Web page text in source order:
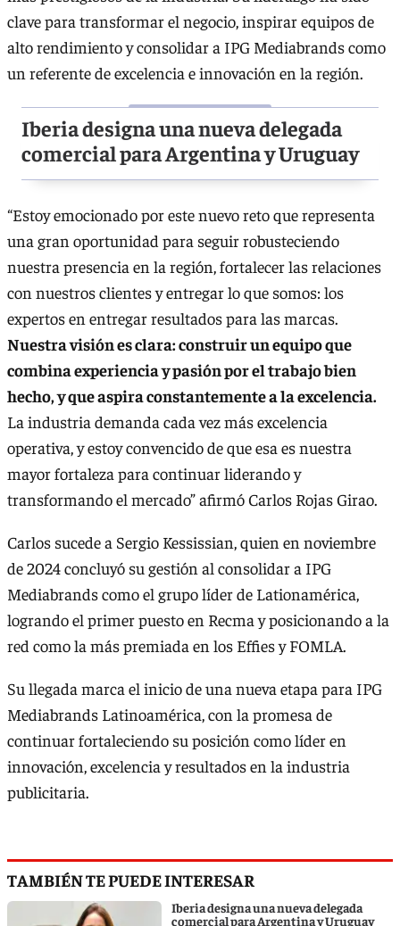
clave para transformar el negocio, inspirar equipos de
alto rendimiento y consolidar a IPG Mediabrands como
un referente de excelencia e innovación en la región.
Iberia designa una nueva delegada
comercial para Argentina y Uruguay
“Estoy emocionado por este nuevo reto que representa
una gran oportunidad para seguir robusteciendo
nuestra presencia en la región, fortalecer las relaciones
con nuestros clientes y entregar lo que somos: los
expertos en entregar resultados para las marcas.
Nuestra visión es clara: construir un equipo que
combina experiencia y pasión por el trabajo bien
hecho, y que aspira constantemente a la excelencia.
La industria demanda cada vez más excelencia
operativa, y estoy convencido de que esa es nuestra
mayor fortaleza para continuar liderando y
transformando el mercado” afirmó Carlos Rojas Girao.
Carlos sucede a Sergio Kessissian, quien en noviembre
de 2024 concluyó su gestión al consolidar a IPG
Mediabrands como el grupo líder de Lationamérica,
logrando el primer puesto en Recma y posicionando a la
red como la más premiada en los Effies y FOMLA.
Su llegada marca el inicio de una nueva etapa para IPG
Mediabrands Latinoamérica, con la promesa de
continuar fortaleciendo su posición como líder en
innovación, excelencia y resultados en la industria
publicitaria.
TAMBIÉN TE PUEDE INTERESAR
Iberia designa una nueva delegada
comercial para Argentina y Uruguay